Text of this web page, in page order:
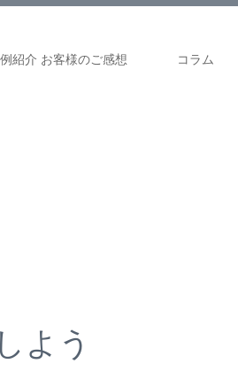
紹介 お客様のご感想 コラム
よう